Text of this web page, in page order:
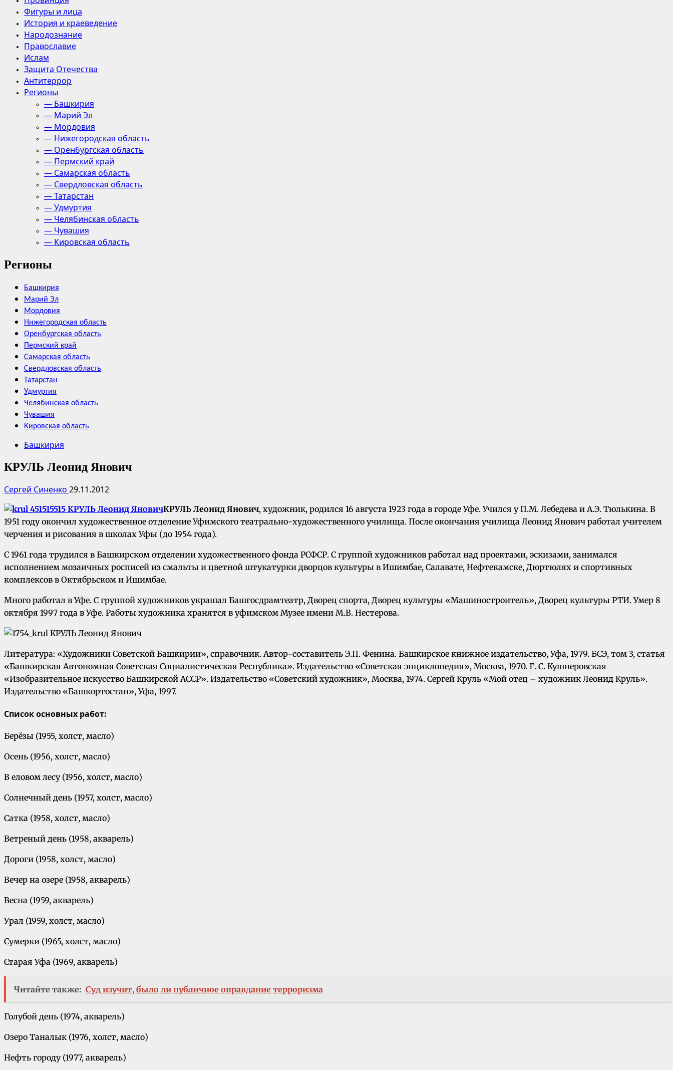
Фигуры и лица
История и краеведение
Народознание
Православие
Ислам
Защита Отечества
Антитеррор
Регионы
— Башкирия
— Марий Эл
— Мордовия
— Нижегородская область
— Оренбургская область
— Пермский край
— Самарская область
— Свердловская область
— Татарстан
— Удмуртия
— Челябинская область
— Чувашия
— Кировская область
Регионы
Башкирия
Марий Эл
Мордовия
Нижегородская область
Оренбургская область
Пермский край
Самарская область
Свердловская область
Татарстан
Удмуртия
Челябинская область
Чувашия
Кировская область
Башкирия
КРУЛЬ Леонид Янович
Сергей Синенко 29.11.2012
КРУЛЬ Леонид Янович, художник, родился 16 августа 1923 года в городе Уфе. Учился у П.М. Лебедева и А.Э. Тюлькина. В
1951 году окончил художественное отделение Уфимского театрально-художественного училища. После окончания училища Леонид Янович работал учителем
черчения и рисования в школах Уфы (до 1954 года).
С 1961 года трудился в Башкирском отделении художественного фонда РСФСР. С группой художников работал над проектами, эскизами, занимался
исполнением мозаичных росписей из смальты и цветной штукатурки дворцов культуры в Ишимбае, Салавате, Нефтекамске, Дюртюлях и спортивных
комплексов в Октябрьском и Ишимбае.
Много работал в Уфе. С группой художников украшал Башгосдрамтеатр, Дворец спорта, Дворец культуры «Машиностроитель», Дворец культуры РТИ. Умер 8
октября 1997 года в Уфе. Работы художника хранятся в уфимском Музее имени М.В. Нестерова.
Литература: «Художники Советской Башкирии», справочник. Автор-составитель Э.П. Фенина. Башкирское книжное издательство, Уфа, 1979. БСЭ, том 3, статья
«Башкирская Автономная Советская Социалистическая Республика». Издательство «Советская энциклопедия», Москва, 1970. Г. С. Кушнеровская
«Изобразительное искусство Башкирской АССР». Издательство «Советский художник», Москва, 1974. Сергей Круль «Мой отец – художник Леонид Круль».
Издательство «Башкортостан», Уфа, 1997.
Списокосновных работ:
Берёзы (1955, холст, масло)
Осень (1956, холст, масло)
В еловом лесу (1956, холст, масло)
Солнечный день (1957, холст, масло)
Сатка (1958, холст, масло)
Ветреный день (1958, акварель)
Дороги (1958, холст, масло)
Вечер на озере (1958, акварель)
Весна (1959, акварель)
Урал (1959, холст, масло)
Сумерки (1965, холст, масло)
Старая Уфа (1969, акварель)
Читайте также: Суд изучит, было ли публичное оправдание терроризма
Голубой день (1974, акварель)
Озеро Таналык (1976, холст, масло)
Нефть городу (1977, акварель)